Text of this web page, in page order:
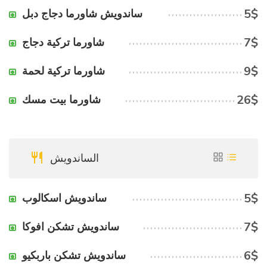
ساندويش شاورما دجاج دبل 5$
شاورما تركية دجاج 7$
شاورما تركية لحمة 9$
شاورما بيت مسك 26$
الساندويش
ساندويش اسكالوب 5$
ساندويش تشكن افوكا 7$
ساندويش تشكن باربكيو 6$